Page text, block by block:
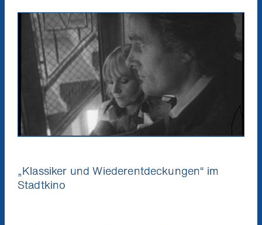
„Klassiker und Wiederentdeckungen“ im
Stadtkino